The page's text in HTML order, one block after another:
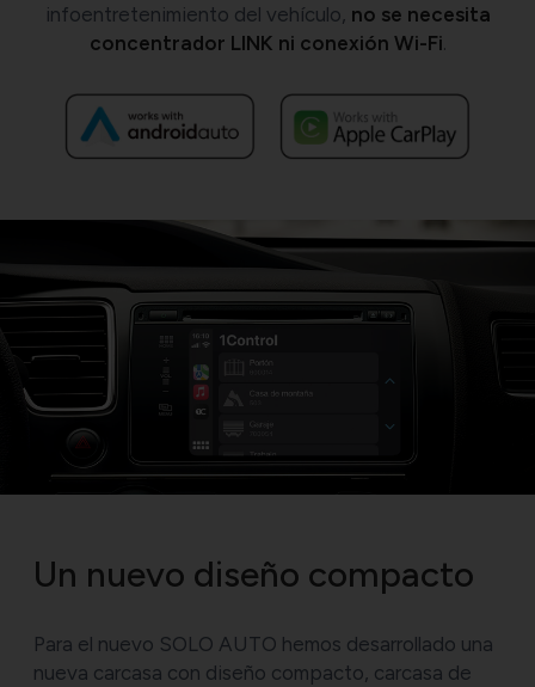
infoentretenimiento del vehículo, no se necesita
concentrador LINK ni conexión Wi-Fi.
Un nuevo diseño compacto
Para el nuevo SOLO AUTO hemos desarrollado una
nueva carcasa con diseño compacto, carcasa de